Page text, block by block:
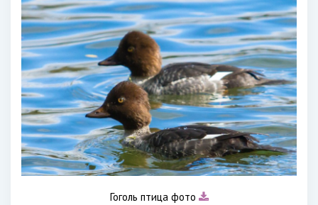
Гоголь птица фото